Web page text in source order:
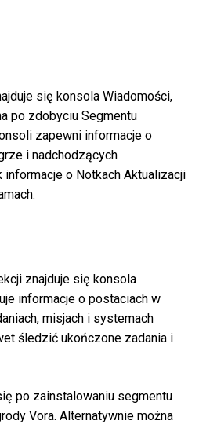
się konsola Wiadomości,
po zdobyciu Segmentu
zapewni informacje o
i nadchodzących
o Notkach Aktualizacji
znajduje się konsola
informacje o postaciach w
misjach i systemach
śledzić ukończone zadania i
po zainstalowaniu segmentu
Vora. Alternatywnie można